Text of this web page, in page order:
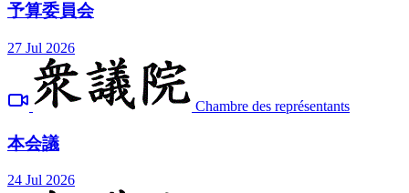
予算委員会
27 Jul 2026
Chambre des représentants
本会議
24 Jul 2026